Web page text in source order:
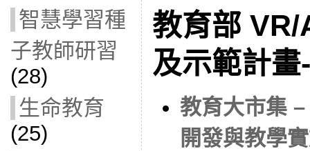
智慧學習種
子教師研習
(28)
生命教育
(25)
教育部
及示範計
教育大市集
開發與教學